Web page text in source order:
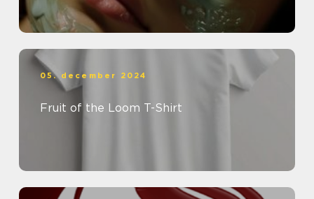
05. december 2024
Fruit of the Loom T-Shirt